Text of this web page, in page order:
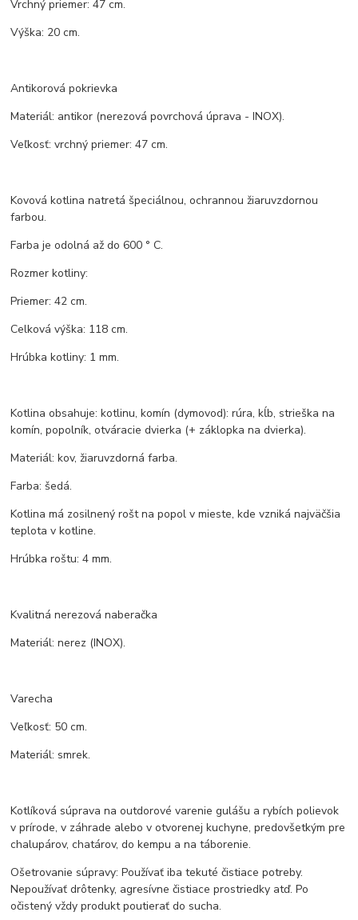
Vrchný priemer: 47 cm.
Výška: 20 cm.
Antikorová pokrievka
Materiál: antikor (nerezová povrchová úprava - INOX).
Veľkosť: vrchný priemer: 47 cm.
Kovová kotlina natretá špeciálnou, ochrannou žiaruvzdornou
farbou.
Farba je odolná až do 600 ° C.
Rozmer kotliny:
Priemer: 42 cm.
Celková výška: 118 cm.
Hrúbka kotliny: 1 mm.
Kotlina obsahuje: kotlinu, komín (dymovod): rúra, kĺb, strieška na
komín, popolník, otváracie dvierka (+ záklopka na dvierka).
Materiál: kov, žiaruvzdorná farba.
Farba: šedá.
Kotlina má zosilnený rošt na popol v mieste, kde vzniká najväčšia
teplota v kotline.
Hrúbka roštu: 4 mm.
Kvalitná nerezová naberačka
Materiál: nerez (INOX).
Varecha
Veľkosť: 50 cm.
Materiál: smrek.
Kotlíková súprava na outdorové varenie gulášu a rybích polievok
v prírode, v záhrade alebo v otvorenej kuchyne, predovšetkým pre
chalupárov, chatárov, do kempu a na táborenie.
Ošetrovanie súpravy: Používať iba tekuté čistiace potreby.
Nepoužívať drôtenky, agresívne čistiace prostriedky atď. Po
očistený vždy produkt poutierať do sucha.